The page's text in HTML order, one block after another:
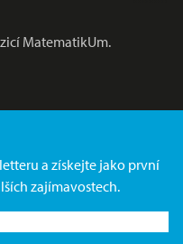
MatematikUm.
a získejte jako první
zajímavostech.